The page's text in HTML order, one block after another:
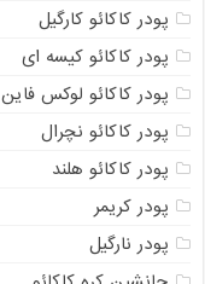
پودر کاکائو کارگیل
پودر کاکائو کیسه ای
پودر کاکائو لوکس فاین
پودر کاکائو نچرال
پودر کاکائو هلند
پودر کریمر
پودر نارگیل